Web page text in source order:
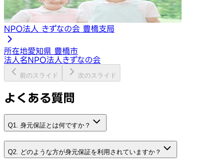
NPO法人 きずなの会 豊橋支局
所在地愛知県 豊橋市
法人名 NPO法人きずなの会
前のスライド 次のスライド
よくある質問
Q1. 身元保証とは何ですか？
Q2. どのような方が身元保証を利用されていますか？